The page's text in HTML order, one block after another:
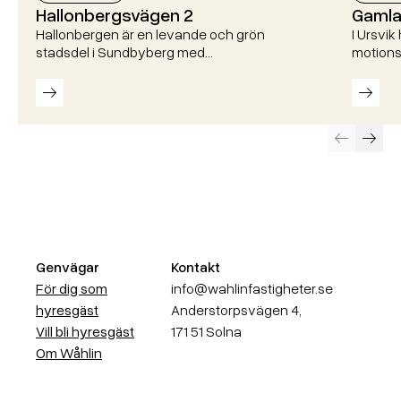
Hallonbergsvägen 2
Hallonbergen är en levande och grön
stadsdel i Sundbyberg med…
Läs mer
I
Läs
Föregående
Genvägar
För dig som
hyresgäst
Vill bli hyresgäst
Om Wåhlin
Kontakt
info@wahlinfastigheter.se
Anderstorpsvägen 4,
171 51 Solna